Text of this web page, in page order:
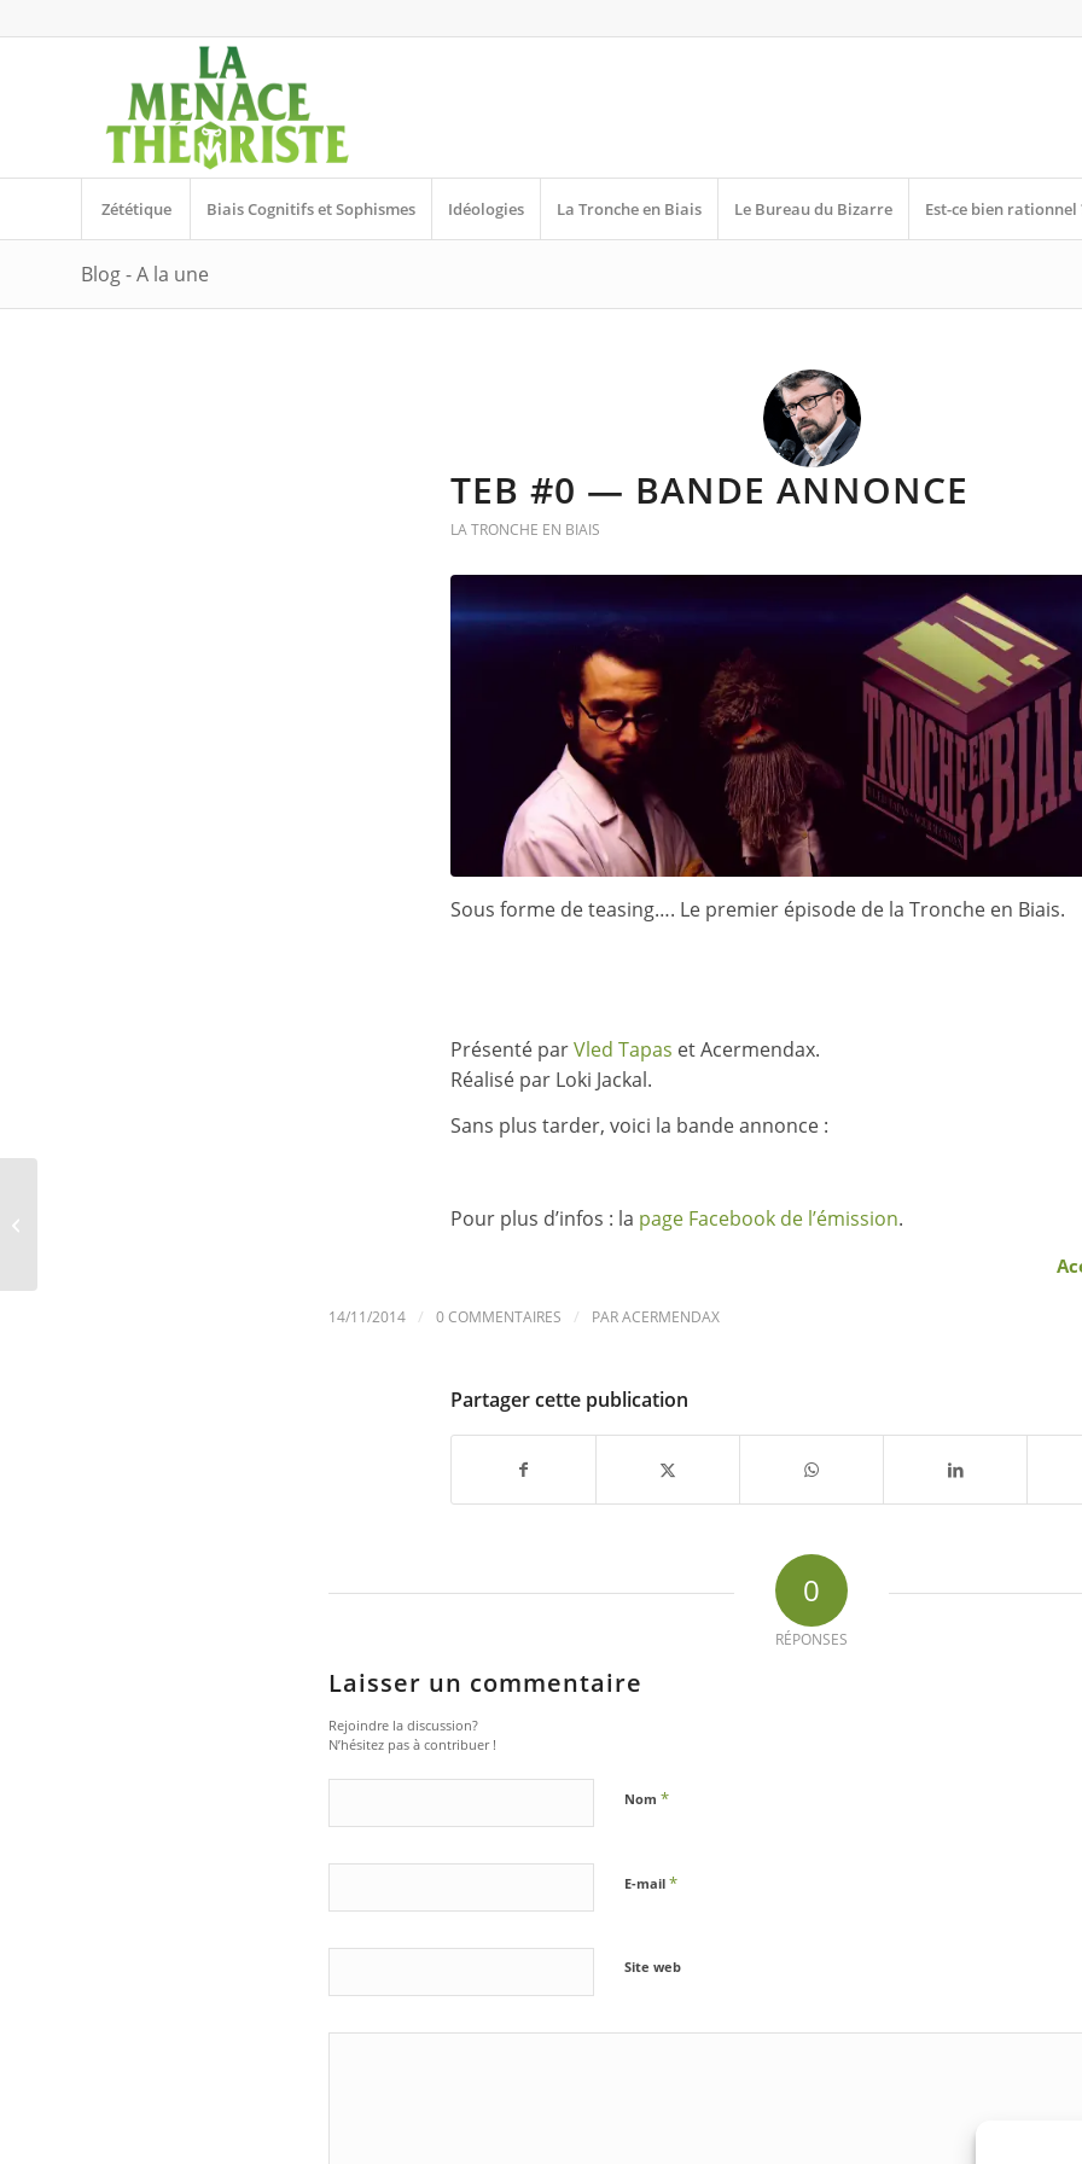
Zététique Biais Cognitifs et Sophismes Idéologies La Tronche en Biais Le Bureau du Bizarre Est-ce bien rationnel
Blog - A la une
TEB #0 — BANDE ANNONCE
LA TRONCHE EN BIAIS
Sous forme de teasing…. Le premier épisode de la Tronche en Biais.
Présenté parVled Tapas et Acermendax.
Réalisé par Loki Jackal.
Sans plus tarder, voici la bande annonce :
Pour plus d’infos : la page Facebook de l’émission.
14/11/2014 / 0 COMMENTAIRES / PARACERMENDAX
Partager cette publication
0
RÉPONSES
Laisser un commentaire
Rejoindre la discussion?
N’hésitez pas à contribuer !
Nom *
E-mail *
Site web